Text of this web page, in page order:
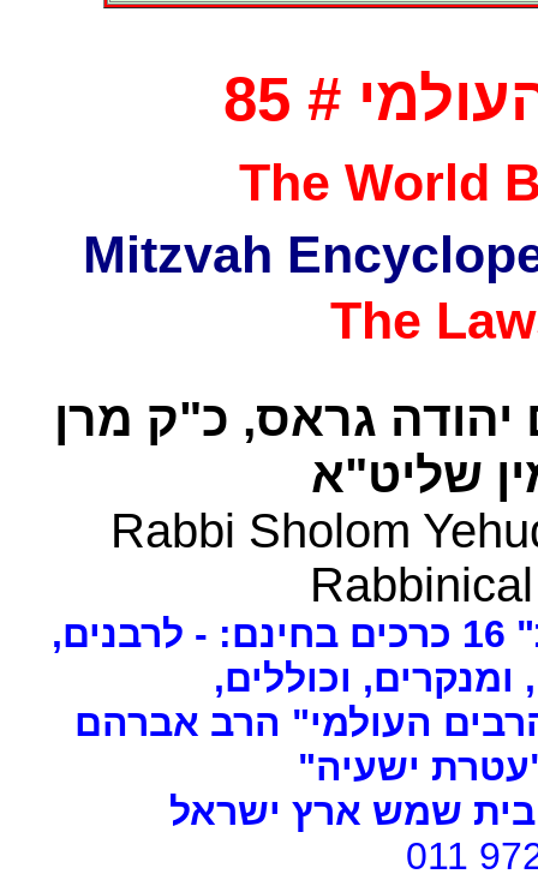
# 85
The World
The
גראס, כ"ק מרן
שליט"א
Rabbi Sholom
ומנקרים, וכוללים,
העולמי" הרב אברהם
ישעיה"
שמש ארץ ישראל
011